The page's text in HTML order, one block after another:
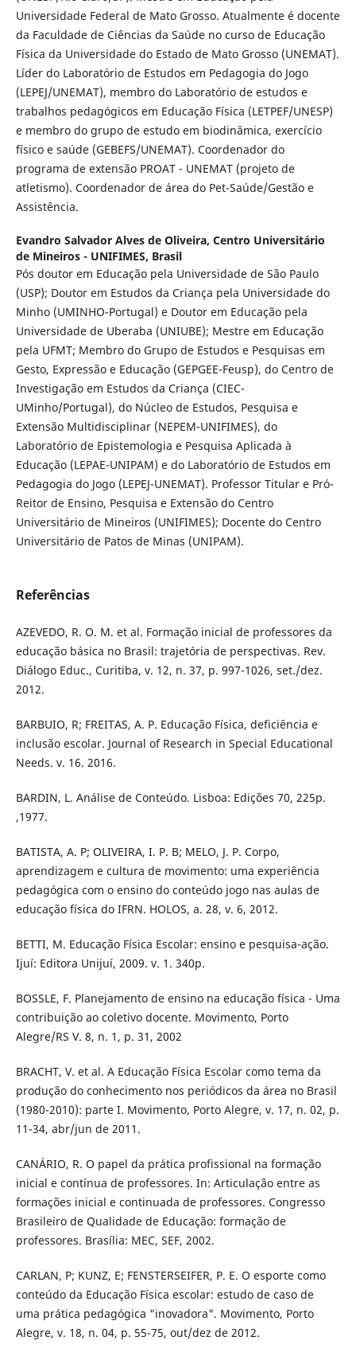
Universidade Federal de Mato Grosso. Atualmente é docente
da Faculdade de Ciências da Saúde no curso de Educação
Física da Universidade do Estado de Mato Grosso (UNEMAT).
Líder do Laboratório de Estudos em Pedagogia do Jogo
(LEPEJ/UNEMAT), membro do Laboratório de estudos e
trabalhos pedagógicos em Educação Física (LETPEF/UNESP)
e membro do grupo de estudo em biodinâmica, exercício
físico e saúde (GEBEFS/UNEMAT). Coordenador do
programa de extensão PROAT - UNEMAT (projeto de
atletismo). Coordenador de área do Pet-Saúde/Gestão e
Assistência.
Evandro Salvador Alves de Oliveira, Centro Universitário
de Mineiros - UNIFIMES, Brasil
Pós doutor em Educação pela Universidade de São Paulo
(USP); Doutor em Estudos da Criança pela Universidade do
Minho (UMINHO-Portugal) e Doutor em Educação pela
Universidade de Uberaba (UNIUBE); Mestre em Educação
pela UFMT; Membro do Grupo de Estudos e Pesquisas em
Gesto, Expressão e Educação (GEPGEE-Feusp), do Centro de
Investigação em Estudos da Criança (CIEC-
UMinho/Portugal), do Núcleo de Estudos, Pesquisa e
Extensão Multidisciplinar (NEPEM-UNIFIMES), do
Laboratório de Epistemologia e Pesquisa Aplicada à
Educação (LEPAE-UNIPAM) e do Laboratório de Estudos em
Pedagogia do Jogo (LEPEJ-UNEMAT). Professor Titular e Pró-
Reitor de Ensino, Pesquisa e Extensão do Centro
Universitário de Mineiros (UNIFIMES); Docente do Centro
Universitário de Patos de Minas (UNIPAM).
Referências
AZEVEDO, R. O. M. et al. Formação inicial de professores da
educação básica no Brasil: trajetória de perspectivas. Rev.
Diálogo Educ., Curitiba, v. 12, n. 37, p. 997-1026, set./dez.
2012.
BARBUIO, R; FREITAS, A. P. Educação Física, deficiência e
inclusão escolar. Journal of Research in Special Educational
Needs. v. 16. 2016.
BARDIN, L. Análise de Conteúdo. Lisboa: Edições 70, 225p.
,1977.
BATISTA, A. P; OLIVEIRA, I. P. B; MELO, J. P. Corpo,
aprendizagem e cultura de movimento: uma experiência
pedagógica com o ensino do conteúdo jogo nas aulas de
educação física do IFRN. HOLOS, a. 28, v. 6, 2012.
BETTI, M. Educação Física Escolar: ensino e pesquisa-ação.
Ijuí: Editora Unijuí, 2009. v. 1. 340p.
BOSSLE, F. Planejamento de ensino na educação física - Uma
contribuição ao coletivo docente. Movimento, Porto
Alegre/RS V. 8, n. 1, p. 31, 2002
BRACHT, V. et al. A Educação Física Escolar como tema da
produção do conhecimento nos periódicos da área no Brasil
(1980-2010): parte I. Movimento, Porto Alegre, v. 17, n. 02, p.
11-34, abr/jun de 2011.
CANÁRIO, R. O papel da prática profissional na formação
inicial e contínua de professores. In: Articulação entre as
formações inicial e continuada de professores. Congresso
Brasileiro de Qualidade de Educação: formação de
professores. Brasília: MEC, SEF, 2002.
CARLAN, P; KUNZ, E; FENSTERSEIFER, P. E. O esporte como
conteúdo da Educação Física escolar: estudo de caso de
uma prática pedagógica "inovadora". Movimento, Porto
Alegre, v. 18, n. 04, p. 55-75, out/dez de 2012.